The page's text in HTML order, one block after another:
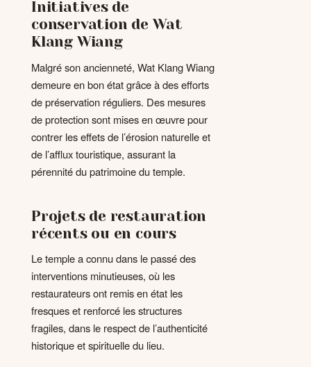
Initiatives de
conservation de Wat
Klang Wiang
Malgré son ancienneté, Wat Klang Wiang
demeure en bon état grâce à des efforts
de préservation réguliers. Des mesures
de protection sont mises en œuvre pour
contrer les effets de l’érosion naturelle et
de l’afflux touristique, assurant la
pérennité du patrimoine du temple.
Projets de restauration
récents ou en cours
Le temple a connu dans le passé des
interventions minutieuses, où les
restaurateurs ont remis en état les
fresques et renforcé les structures
fragiles, dans le respect de l’authenticité
historique et spirituelle du lieu.